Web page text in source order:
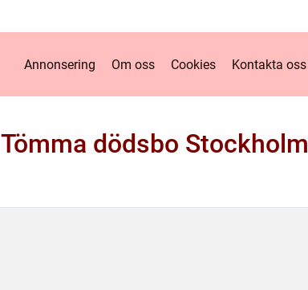
Annonsering Om oss Cookies Kontakta oss
Tömma dödsbo Stockholm